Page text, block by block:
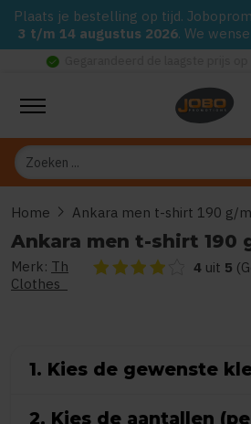
Plaats je bestelling op tijd.
3 t/m 14 augustus 2026. We
Gegarandeerd de laagste prijs op
Zoeken
Home chevron_right Ankara men t-shirt 190 g/
Ankara men t-shirt 190
Merk: Th
Clothes
De beoordeling van dit
4 uit 5
1. Kies de gewenste
2. Kies de aantallen